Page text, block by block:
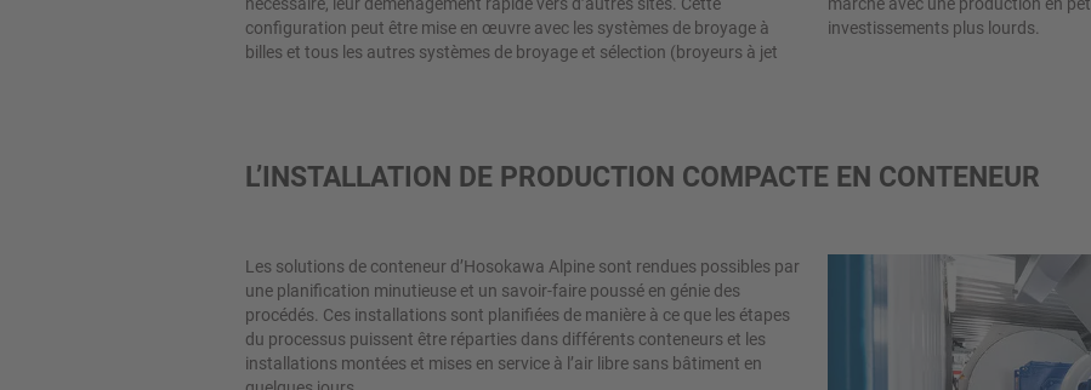
Compacteurs et presses à
Équipements de vidange
Équipements pour dosage
configuration peut être mise en œuvre avec les systèmes de broyage à
billes et tous les autres systèmes de broyage et sélection (broyeurs à jet
investissements plus lourds.
L’INSTALLATION DE PRODUCTION COMPACTE EN CONTENEUR
Les solutions de conteneur d’Hosokawa Alpine sont rendues possibles par
une planification minutieuse et un savoir-faire poussé en génie des
procédés. Ces installations sont planifiées de manière à ce que les étapes
du processus puissent être réparties dans différents conteneurs et les
installations montées et mises en service à l’air libre sans bâtiment en